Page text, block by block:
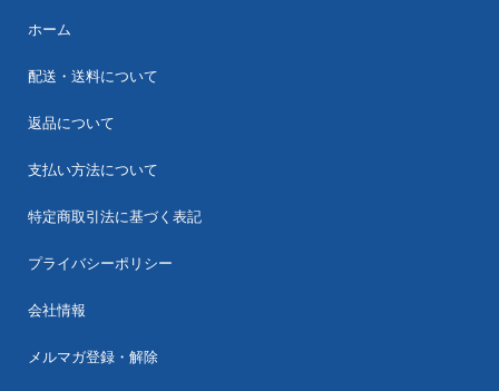
ホーム
配送・送料について
返品について
支払い方法について
特定商取引法に基づく表記
プライバシーポリシー
会社情報
メルマガ登録・解除